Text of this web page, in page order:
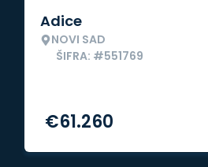
Adice
NOVI SAD
ŠIFRA: #551769
€61.260